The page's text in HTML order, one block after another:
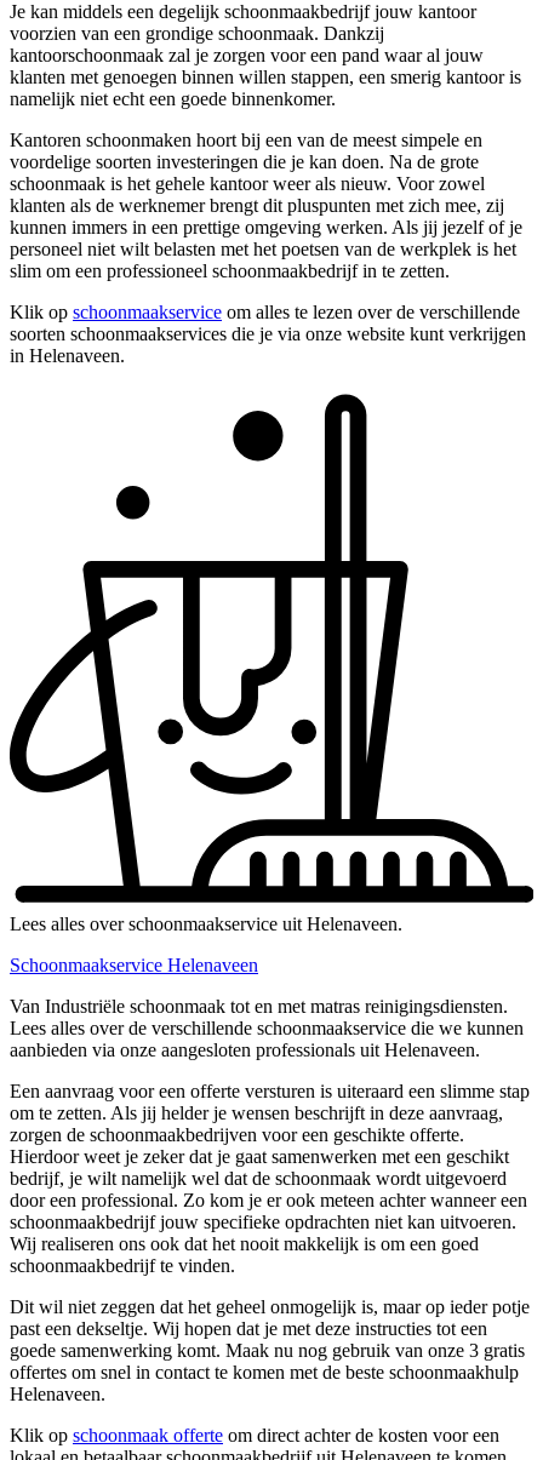
Je kan middels een degelijk schoonmaakbedrijf jouw kantoor
voorzien van een grondige schoonmaak. Dankzij
kantoorschoonmaak zal je zorgen voor een pand waar al jouw
klanten met genoegen binnen willen stappen, een smerig kantoor is
namelijk niet echt een goede binnenkomer.
Kantoren schoonmaken hoort bij een van de meest simpele en
voordelige soorten investeringen die je kan doen. Na de grote
schoonmaak is het gehele kantoor weer als nieuw. Voor zowel
klanten als de werknemer brengt dit pluspunten met zich mee, zij
kunnen immers in een prettige omgeving werken. Als jij jezelf of je
personeel niet wilt belasten met het poetsen van de werkplek is het
slim om een professioneel schoonmaakbedrijf in te zetten.
Klik op schoonmaakservice om alles te lezen over de verschillende
soorten schoonmaakservices die je via onze website kunt verkrijgen
in Helenaveen.
Lees alles over schoonmaakservice uit Helenaveen.
Schoonmaakservice Helenaveen
Van Industriële schoonmaak tot en met matras reinigingsdiensten.
Lees alles over de verschillende schoonmaakservice die we kunnen
aanbieden via onze aangesloten professionals uit Helenaveen.
Een aanvraag voor een offerte versturen is uiteraard een slimme stap
om te zetten. Als jij helder je wensen beschrijft in deze aanvraag,
zorgen de schoonmaakbedrijven voor een geschikte offerte.
Hierdoor weet je zeker dat je gaat samenwerken met een geschikt
bedrijf, je wilt namelijk wel dat de schoonmaak wordt uitgevoerd
door een professional. Zo kom je er ook meteen achter wanneer een
schoonmaakbedrijf jouw specifieke opdrachten niet kan uitvoeren.
Wij realiseren ons ook dat het nooit makkelijk is om een goed
schoonmaakbedrijf te vinden.
Dit wil niet zeggen dat het geheel onmogelijk is, maar op ieder potje
past een dekseltje. Wij hopen dat je met deze instructies tot een
goede samenwerking komt. Maak nu nog gebruik van onze 3 gratis
offertes om snel in contact te komen met de beste schoonmaakhulp
Helenaveen.
Klik op schoonmaak offerte om direct achter de kosten voor een